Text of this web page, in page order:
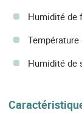
Humidité de
Température
Humidité de